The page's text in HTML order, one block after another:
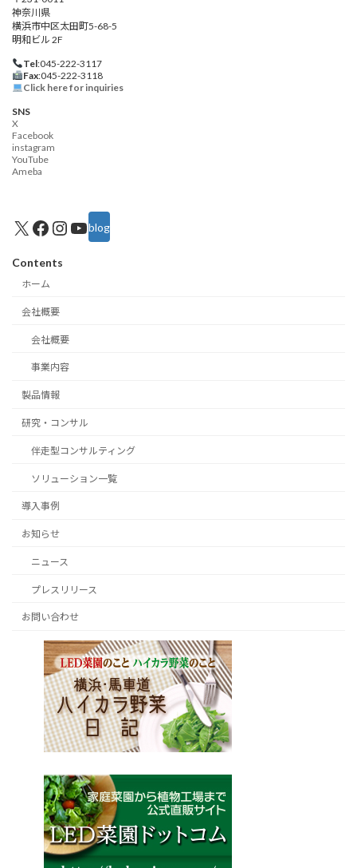
神奈川県
横浜市中区太田町5-68-5
明和ビル 2F
Tel:045-222-3117
Fax:045-222-3118
Click here for inquiries
SNS
X
Facebook
instagram
YouTube
Ameba
X Facebook
Instagram
YouTube
blog
Contents
ホーム
会社概要
会社概要
事業内容
製品情報
研究・コンサル
伴走型コンサルティング
ソリューション一覧
導入事例
お知らせ
ニュース
プレスリリース
お問い合わせ